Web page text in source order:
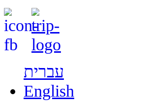
עברית
English